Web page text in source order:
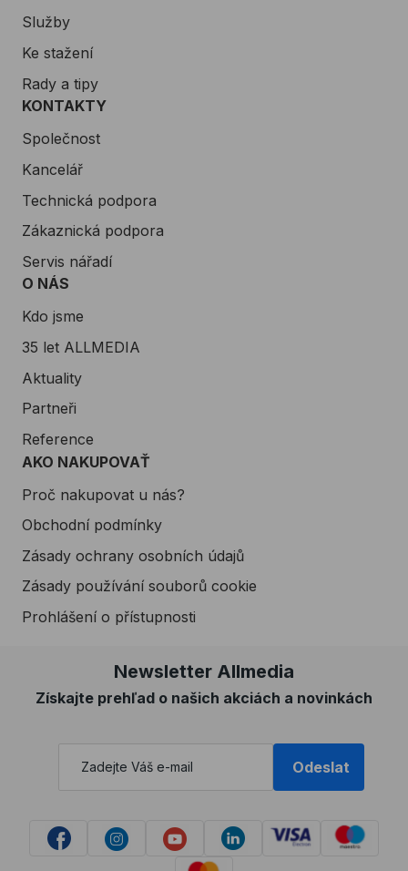
Služby
Ke stažení
Rady a tipy
KONTAKTY
Společnost
Kancelář
Technická podpora
Zákaznická podpora
Servis nářadí
O NÁS
Kdo jsme
35 let ALLMEDIA
Aktuality
Partneři
Reference
AKO NAKUPOVAŤ
Proč nakupovat u nás?
Obchodní podmínky
Zásady ochrany osobních údajů
Zásady používání souborů cookie
Prohlášení o přístupnosti
Newsletter Allmedia
Získajte prehľad o našich akciách a novinkách
Odeslat